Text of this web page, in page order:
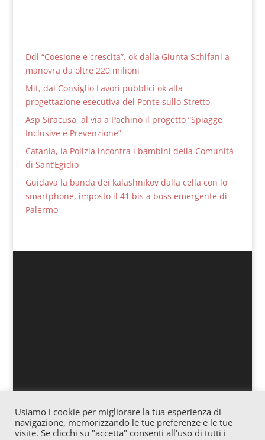
Ddl “Coesione e crescita”, ok dalla Giunta Schifani a
manovra da oltre 220 milioni
Mit, dal Consiglio Lavori pubblici ok alla
progettazione esecutiva del Ponte sullo Stretto
Asp Siracusa, al via a Pachino il progetto “Spiagge
Inclusive e Prevenzione”
Catania, la Polizia incontra i bambini della Comunità
di Sant’Egidio
Guidava la banda dei kalashnikov dalla cella con lo
smartphone, imposto il 41 bis a boss emergente di
Palermo
Associazione culturale “Officina” – Via Vitale 25
Gagliano – Cod. fiscale: 91057620865 – Iscrizione
Usiamo i cookie per migliorare la tua esperienza di
navigazione, memorizzando le tue preferenze e le tue
visite. Se clicchi su "accetta" consenti all'uso di tutti i